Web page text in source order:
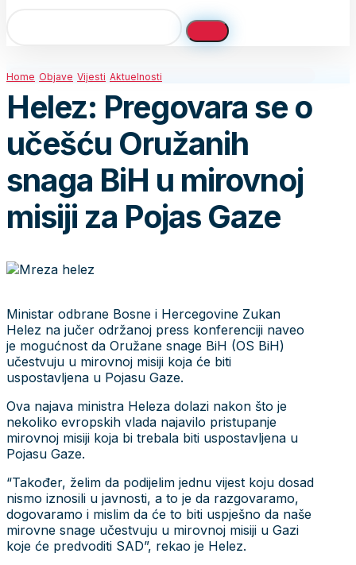
Home Objave Vijesti Aktuelnosti
Helez: Pregovara se o
učešću Oružanih
snaga BiH u mirovnoj
misiji za Pojas Gaze
Ministar odbrane Bosne i Hercegovine Zukan
Helez na jučer održanoj press konferenciji naveo
je mogućnost da Oružane snage BiH (OS BiH)
učestvuju u mirovnoj misiji koja će biti
uspostavljena u Pojasu Gaze.
Ova najava ministra Heleza dolazi nakon što je
nekoliko evropskih vlada najavilo pristupanje
mirovnoj misiji koja bi trebala biti uspostavljena u
Pojasu Gaze.
“Također, želim da podijelim jednu vijest koju dosad
nismo iznosili u javnosti, a to je da razgovaramo,
dogovaramo i mislim da će to biti uspješno da naše
mirovne snage učestvuju u mirovnoj misiji u Gazi
koje će predvoditi SAD”, rekao je Helez.